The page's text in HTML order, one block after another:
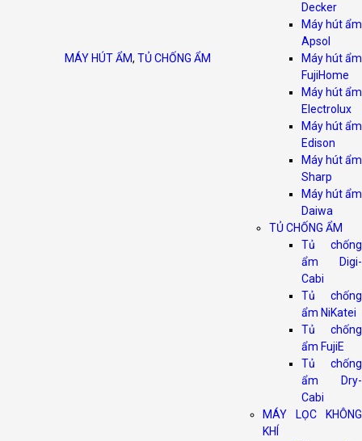
MÁY HÚT ẨM, TỦ CHỐNG ẨM
Decker
Máy hút ẩm
Apsol
Máy hút ẩm
FujiHome
Máy hút ẩm
Electrolux
Máy hút ẩm
Edison
Máy hút ẩm
Sharp
Máy hút ẩm
Daiwa
TỦ CHỐNG ẨM
Tủ chống
ẩm Digi-
Cabi
Tủ chống
ẩm NiKatei
Tủ chống
ẩm FujiE
Tủ chống
ẩm Dry-
Cabi
MÁY LỌC KHÔNG
KHÍ